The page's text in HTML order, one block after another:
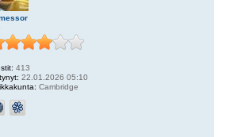
413
22.01.2026 05:10
Cambridge